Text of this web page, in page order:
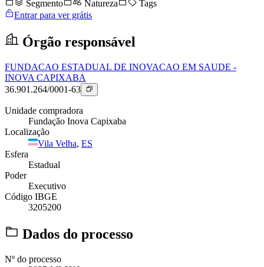
Segmento Natureza
Tags
Entrar para ver grátis
Órgão responsável
FUNDACAO ESTADUAL DE INOVACAO EM SAUDE -
INOVA CAPIXABA
36.901.264/0001-63
Unidade compradora
Fundação Inova Capixaba
Localização
Vila Velha, ES
Esfera
Estadual
Poder
Executivo
Código IBGE
3205200
Dados do processo
Nº do processo